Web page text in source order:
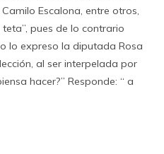
Escalona, entre otros,
pues de lo contrario
lo expreso la diputada Rosa
al ser interpelada por
hacer?” Responde: “ a